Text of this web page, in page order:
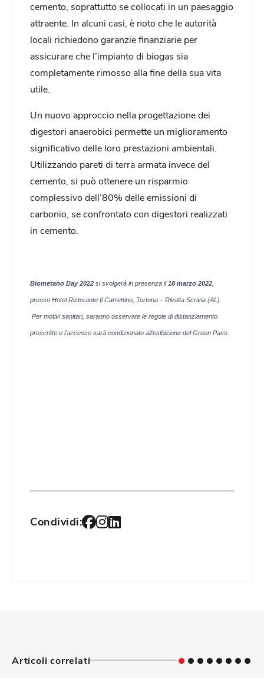
cemento, soprattutto se collocati in un paesaggio
attraente. In alcuni casi, è noto che le autorità
locali richiedono garanzie finanziarie per
assicurare che l’impianto di biogas sia
completamente rimosso alla fine della sua vita
utile.
Un nuovo approccio nella progettazione dei
digestori anaerobici permette un miglioramento
significativo delle loro prestazioni ambientali.
Utilizzando pareti di terra armata invece del
cemento, si può ottenere un risparmio
complessivo dell’80% delle emissioni di
carbonio, se confrontato con digestori realizzati
in cemento.
Biometano Day 2022 si svolgerà in presenza il18 marzo 2022
presso Hotel Ristorante Il Carrettino, Tortona – Rivalta Scrivia (AL).
Per motivi sanitari, saranno osservate le regole di distanziamento
prescritte e l’accesso sarà condizionato all’esibizione del Green Pass.
Condividi:
Articoli correlati